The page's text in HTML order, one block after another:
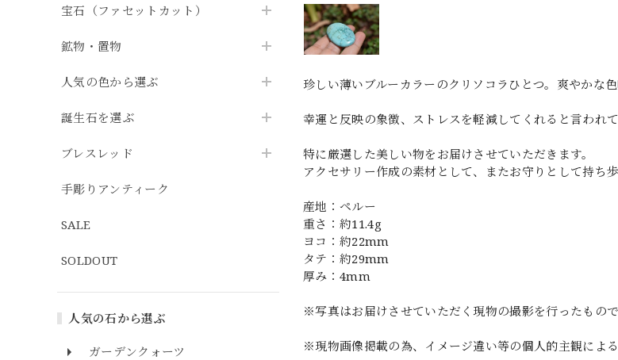
宝石（ファセットカット）
鉱物・置物
人気の色から選ぶ
誕生石を選ぶ
ブレスレッド
手彫りアンティーク
SALE
SOLDOUT
人気の石から選ぶ
ガーデンクォーツ
珍しい薄いブルーカラーのクリソコラひとつ。爽やかな
幸運と反映の象徴、ストレスを軽減してくれると言われて
特に厳選した美しい物をお届けさせていただきます。
アクセサリー作成の素材として、またお守りとして持ち
産地：ペルー
重さ：約11.4g
ヨコ：約22mm
タテ：約29mm
厚み：4mm
※写真はお届けさせていただく現物の撮影を行ったもので
※現物画像掲載の為、イメージ違い等の個人的主観によ